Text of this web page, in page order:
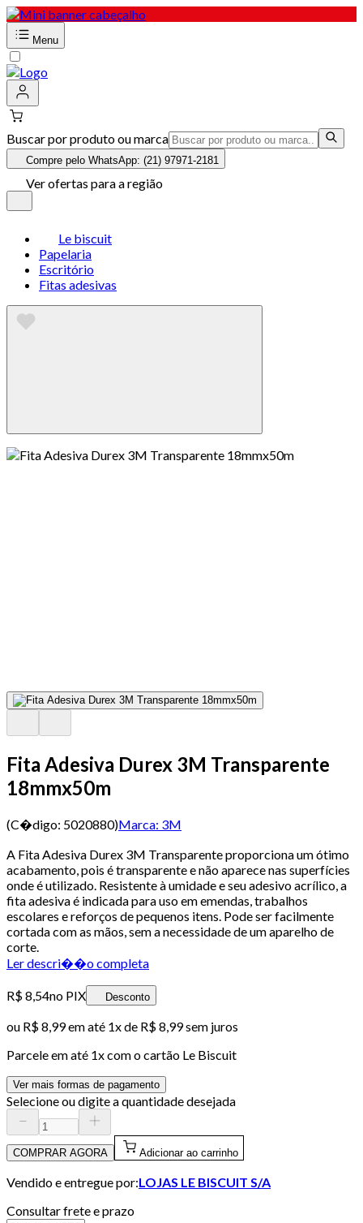
Menu
Buscar por produto ou marca
Compre pelo WhatsApp: (21) 97971-2181
Ver ofertas para a região
Le biscuit
Papelaria
Escritório
Fitas adesivas
Fita Adesiva Durex 3M Transparente
18mmx50m
(C�digo: 5020880)Marca: 3M
A Fita Adesiva Durex 3M Transparente proporciona um ótimo
acabamento, pois é transparente e não aparece nas superfícies
onde é utilizado. Resistente à umidade e seu adesivo acrílico, a
fita adesiva é indicada para uso em emendas, trabalhos
escolares e reforços de pequenos itens. Pode ser facilmente
cortada com as mãos, sem a necessidade de um aparelho de
corte.
Ler descri��o completa
R$ 8,54no PIX Desconto
ou R$ 8,99em até 1x de R$ 8,99sem juros
Parcele em até 1x com o cartão Le Biscuit
Ver mais formas de pagamento
Selecione ou digite a quantidade desejada
COMPRAR AGORA Adicionar ao carrinho
Vendido e entregue por:LOJAS LE BISCUIT S/A
Consultar frete e prazo